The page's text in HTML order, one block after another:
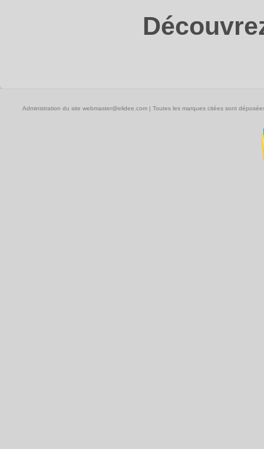
Administration du site webmaster@elidee.com | Toutes les marques citées sont